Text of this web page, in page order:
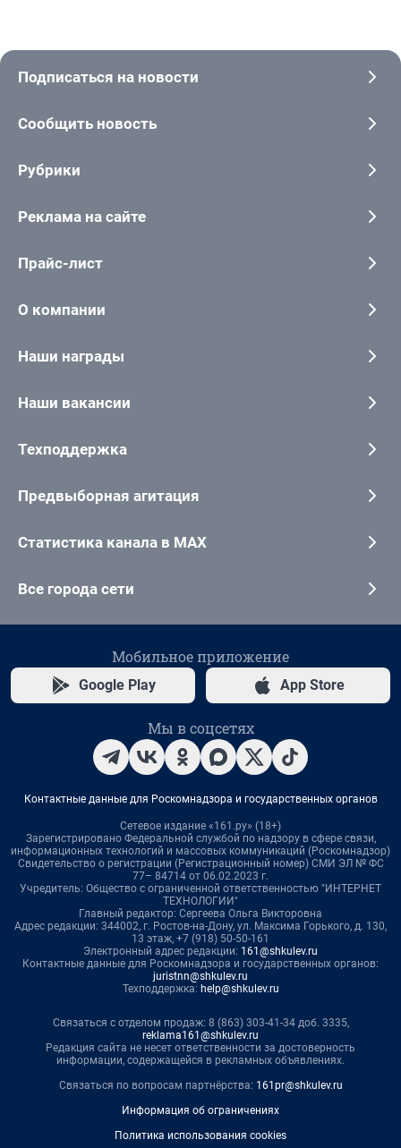
Подписаться на новости
Сообщить новость
Рубрики
Реклама на сайте
Прайс-лист
О компании
Наши награды
Наши вакансии
Техподдержка
Предвыборная агитация
Статистика канала в MAX
Все города сети
Мобильное приложение
Google Play App Store
Мы в соцсетях
Контактные данные для Роскомнадзора и государственных органов
Сетевое издание «161.ру» (18+)
Зарегистрировано Федеральной службой по надзору в сфере связи,
информационных технологий и массовых коммуникаций (Роскомнадзор)
Свидетельство о регистрации (Регистрационный номер) СМИ ЭЛ № ФС
77– 84714 от 06.02.2023 г.
Учредитель: Общество с ограниченной ответственностью "ИНТЕРНЕТ
ТЕХНОЛОГИИ"
Главный редактор: Сергеева Ольга Викторовна
Адрес редакции: 344002, г. Ростов-на-Дону, ул. Максима Горького, д. 130,
13 этаж, +7 (918) 50-50-161
Электронный адрес редакции: 161@shkulev.ru
Контактные данные для Роскомнадзора и государственных органов:
juristnn@shkulev.ru
Техподдержка: help@shkulev.ru
Связаться с отделом продаж: 8 (863) 303-41-34 доб. 3335,
reklama161@shkulev.ru
Редакция сайта не несет ответственности за достоверность
информации, содержащейся в рекламных объявлениях.
Связаться по вопросам партнёрства: 161pr@shkulev.ru
Информация об ограничениях
Политика использования cookies